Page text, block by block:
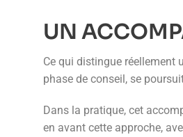
UN
Ce qui distingue réellement
phase de conseil, se
Dans la pratique, cet
en avant cette approche,